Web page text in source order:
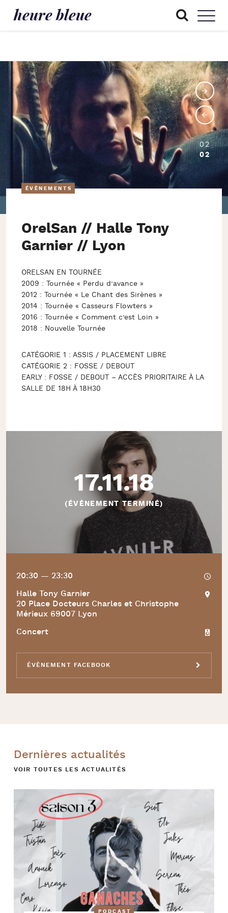
heure bleue
02
02
ÉVÈNEMENTS
OrelSan // Halle Tony
Garnier // Lyon
ORELSAN EN TOURNÉE
2009 : Tournée « Perdu d’avance »
2012 : Tournée « Le Chant des Sirènes »
2014 : Tournée « Casseurs Flowters »
2016 : Tournée « Comment c’est Loin »
2018 : Nouvelle Tournée
CATÉGORIE 1 : ASSIS / PLACEMENT LIBRE
CATÉGORIE 2 : FOSSE / DEBOUT
EARLY : FOSSE / DEBOUT – ACCÈS PRIORITAIRE À LA
SALLE DE 18H À 18H30
17.11.18
(ÉVÈNEMENT TERMINÉ)
20:30 — 23:30
Halle Tony Garnier
20 Place Docteurs Charles et Christophe
Mérieux 69007 Lyon
Concert
ÉVÈNEMENT FACEBOOK
Dernières actualités
VOIR TOUTES LES ACTUALITÉS